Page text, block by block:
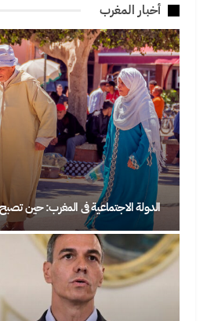
أخبار المغرب
الدولة الاجتماعية في المغرب: حين